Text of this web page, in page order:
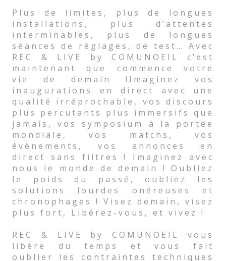
Plus de limites, plus de longues
installations, plus d’attentes
interminables, plus de longues
séances de réglages, de test… Avec
REC & LIVE by COMUNOEIL c’est
maintenant que commence votre
vie de demain !Imaginez vos
inaugurations en direct avec une
qualité irréprochable, vos discours
plus percutants plus immersifs que
jamais, vos symposium à la portée
mondiale, vos matchs, vos
évènements, vos annonces en
direct sans filtres ! Imaginez avec
nous le monde de demain ! Oubliez
le poids du passé, oubliez les
solutions lourdes onéreuses et
chronophages ! Visez demain, visez
plus fort, Libérez-vous, et vivez !
REC & LIVE by COMUNOEIL vous
libère du temps et vous fait
oublier les contraintes techniques